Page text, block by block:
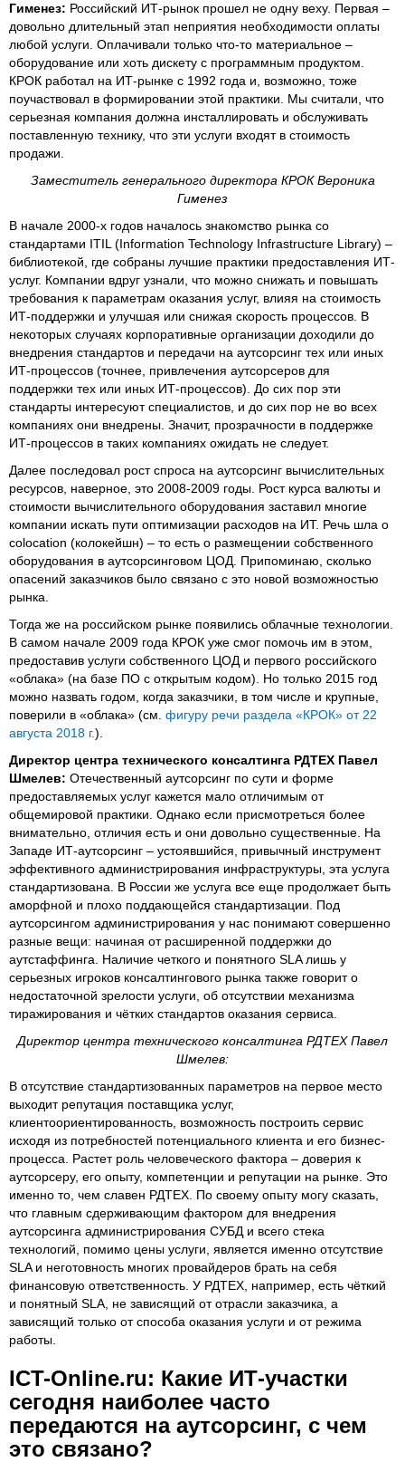
Гименез: Российский ИТ-рынок прошел не одну веху. Первая –
довольно длительный этап неприятия необходимости оплаты
любой услуги. Оплачивали только что-то материальное –
оборудование или хоть дискету с программным продуктом.
КРОК работал на ИТ-рынке с 1992 года и, возможно, тоже
поучаствовал в формировании этой практики. Мы считали, что
серьезная компания должна инсталлировать и обслуживать
поставленную технику, что эти услуги входят в стоимость
продажи.
Заместитель генерального директора КРОК Вероника
Гименез
В начале 2000-х годов началось знакомство рынка со
стандартами ITIL (Information Technology Infrastructure Library) –
библиотекой, где собраны лучшие практики предоставления ИТ-
услуг. Компании вдруг узнали, что можно снижать и повышать
требования к параметрам оказания услуг, влияя на стоимость
ИТ-поддержки и улучшая или снижая скорость процессов. В
некоторых случаях корпоративные организации доходили до
внедрения стандартов и передачи на аутсорсинг тех или иных
ИТ-процессов (точнее, привлечения аутсорсеров для
поддержки тех или иных ИТ-процессов). До сих пор эти
стандарты интересуют специалистов, и до сих пор не во всех
компаниях они внедрены. Значит, прозрачности в поддержке
ИТ-процессов в таких компаниях ожидать не следует.
Далее последовал рост спроса на аутсорсинг вычислительных
ресурсов, наверное, это 2008-2009 годы. Рост курса валюты и
стоимости вычислительного оборудования заставил многие
компании искать пути оптимизации расходов на ИТ. Речь шла о
сolocation (колокейшн) – то есть о размещении собственного
оборудования в аутсорсинговом ЦОД. Припоминаю, сколько
опасений заказчиков было связано с это новой возможностью
рынка.
Тогда же на российском рынке появились облачные технологии.
В самом начале 2009 года КРОК уже смог помочь им в этом,
предоставив услуги собственного ЦОД и первого российского
«облака» (на базе ПО с открытым кодом). Но только 2015 год
можно назвать годом, когда заказчики, в том числе и крупные,
поверили в «облака» (см. фигуру речи раздела «КРОК» от 22
августа 2018 г.).
Директор центра технического консалтинга РДТЕХ Павел
Шмелев: Отечественный аутсорсинг по сути и форме
предоставляемых услуг кажется мало отличимым от
общемировой практики. Однако если присмотреться более
внимательно, отличия есть и они довольно существенные. На
Западе ИТ-аутсорсинг – устоявшийся, привычный инструмент
эффективного администрирования инфраструктуры, эта услуга
стандартизована. В России же услуга все еще продолжает быть
аморфной и плохо поддающейся стандартизации. Под
аутсорсингом администрирования у нас понимают совершенно
разные вещи: начиная от расширенной поддержки до
аутстаффинга. Наличие четкого и понятного SLA лишь у
серьезных игроков консалтингового рынка также говорит о
недостаточной зрелости услуги, об отсутствии механизма
тиражирования и чётких стандартов оказания сервиса.
Директор центра технического консалтинга РДТЕХ Павел
Шмелев:
В отсутствие стандартизованных параметров на первое место
выходит репутация поставщика услуг,
клиентоориентированность, возможность построить сервис
исходя из потребностей потенциального клиента и его бизнес-
процесса. Растет роль человеческого фактора – доверия к
аутсорсеру, его опыту, компетенции и репутации на рынке. Это
именно то, чем славен РДТЕХ. По своему опыту могу сказать,
что главным сдерживающим фактором для внедрения
аутсорсинга администрирования СУБД и всего стека
технологий, помимо цены услуги, является именно отсутствие
SLA и неготовность многих провайдеров брать на себя
финансовую ответственность. У РДТЕХ, например, есть чёткий
и понятный SLA, не зависящий от отрасли заказчика, а
зависящий только от способа оказания услуги и от режима
работы.
ICT-Online.ru: Какие ИТ-участки
сегодня наиболее часто
передаются на аутсорсинг, с чем
это связано?